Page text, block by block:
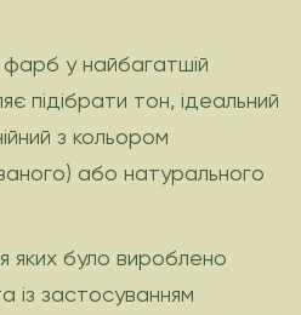
у найбагатшій
підібрати тон, ідеальний
з кольором
або натурального
яких було вироблено
із застосуванням